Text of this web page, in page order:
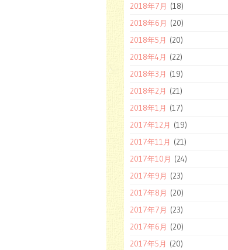
2018年7月 (18)
2018年6月 (20)
2018年5月 (20)
2018年4月 (22)
2018年3月 (19)
2018年2月 (21)
2018年1月 (17)
2017年12月 (19)
2017年11月 (21)
2017年10月 (24)
2017年9月 (23)
2017年8月 (20)
2017年7月 (23)
2017年6月 (20)
2017年5月 (20)